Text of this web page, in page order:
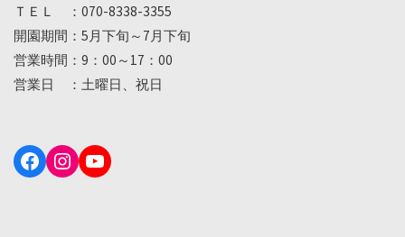
ＴＥＬ ：070-8338-3355
開園期間：5月下旬～7月下旬
営業時間：9：00～17：00
営業日 ：土曜日、祝日
Facebook
Instagram
YouTube